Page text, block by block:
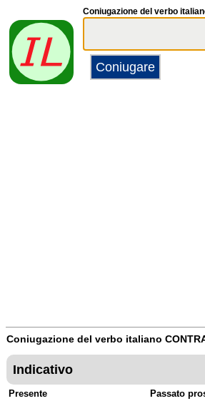
Coniugazione del verbo
Coniugazione del verbo italiano
Indicativo
Presente Passato